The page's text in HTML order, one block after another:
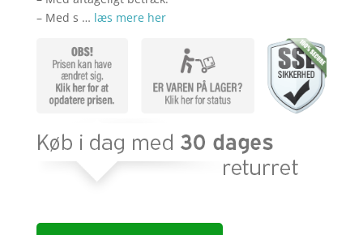
– Med s … læs mere her